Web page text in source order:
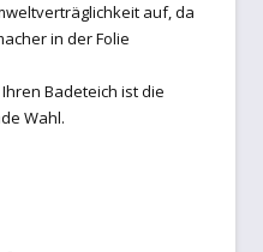
auf, da
in der Folie
Badeteich ist die
Wahl.